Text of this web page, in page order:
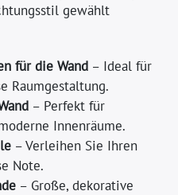
gewählt
für die Wand – Ideal für
Raumgestaltung.
– Perfekt für
Innenräume.
– Verleihen Sie Ihren
Note.
– Große, dekorative